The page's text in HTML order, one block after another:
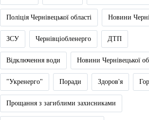
Поліція Чернівецької області Новини
ЗСУ Чернівціобленерго ДТП
Відключення води Новини Чернівецької
"Укренерго" Поради Здоров'я
Прощання з загиблими захисниками